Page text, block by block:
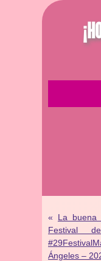
« La
Festival
Ángeles –